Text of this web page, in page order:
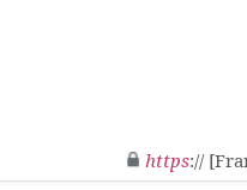
https://